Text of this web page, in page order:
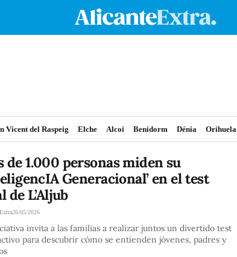
Vicent del Raspeig Elche Alcoi Benidorm Dénia Orihuela
de 1.000 personas miden su
Generacional’ en el test
de L’Aljub
26/05/2026
invita a las familias a realizar juntos un divertido test
para descubrir cómo se entienden jóvenes, padres y